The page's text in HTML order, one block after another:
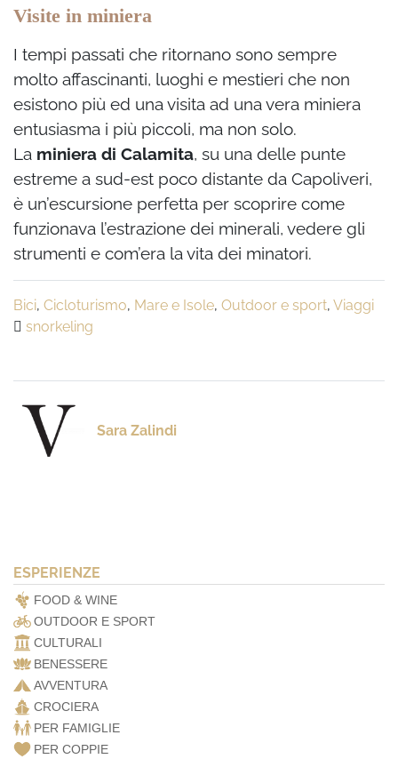
Visite in miniera
I tempi passati che ritornano sono sempre
molto affascinanti, luoghi e mestieri che non
esistono più ed una visita ad una vera miniera
entusiasma i più piccoli, ma non solo.
La miniera di Calamita, su una delle punte
estreme a sud-est poco distante da Capoliveri,
è un’escursione perfetta per scoprire come
funzionava l’estrazione dei minerali, vedere gli
strumenti e com’era la vita dei minatori.
Bici, Cicloturismo, Mare e Isole, Outdoor e sport, Viaggi
snorkeling
Sara Zalindi
ESPERIENZE
FOOD & WINE
OUTDOOR E SPORT
CULTURALI
BENESSERE
AVVENTURA
CROCIERA
PER FAMIGLIE
PER COPPIE